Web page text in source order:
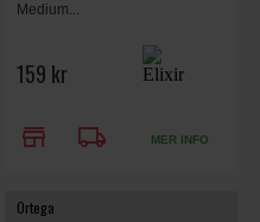
Medium...
159 kr
store local_shipping MER INFO
Ortega